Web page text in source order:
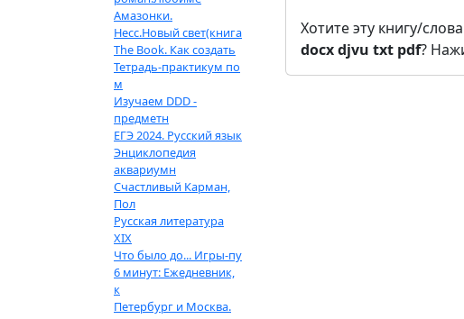
Амазонки.
Несс.Новый свет(книга
The Book. Как создать
Тетрадь-практикум по
м
Изучаем DDD -
предметн
ЕГЭ 2024. Русский язык
Энциклопедия
аквариумн
Счастливый Карман,
Пол
Русская литература
XIX
Что было до... Игры-пу
6 минут: Ежедневник,
к
Петербург и Москва.
Хотите эту книгу/
docxdjvu txt pdf?